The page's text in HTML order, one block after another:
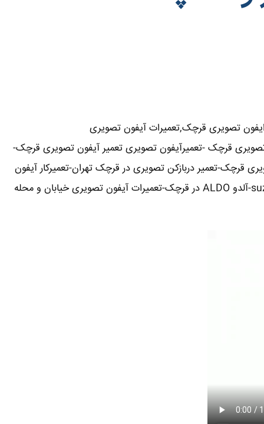
تصویری قرچک,تعمیرات آیفون تصویری
تصویری قرچک -تعمیرآیفون تصویری تعمیر آیفون تصویری قرچک-
تعمیر دربازکن تصویری در قرچک تهران-تعمیرکار آیفون